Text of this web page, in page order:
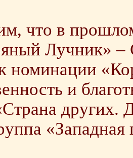
что в
Лучник» –
номинации
и
других.
«Западная